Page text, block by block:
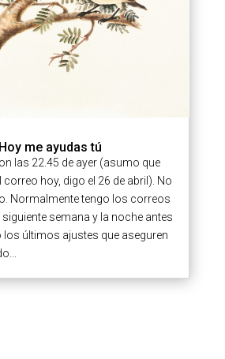
me ayudas tú
las 22.45 de ayer (asumo que
correo hoy, digo el 26 de abril). No
Normalmente tengo los correos
semana y la noche antes
los últimos ajustes que aseguren